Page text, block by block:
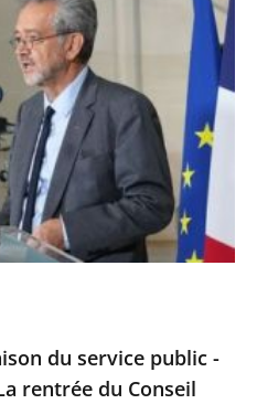
du service public -
rentrée du Conseil